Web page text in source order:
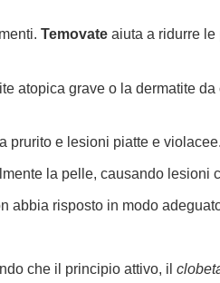
Temovateaiuta a ridurre le
atopica grave o la dermatite da
prurito e lesioni piatte e violacee.
la pelle, causando lesioni
abbia risposto in modo
che il principio attivo, il